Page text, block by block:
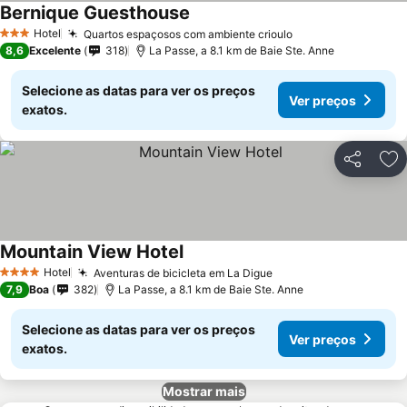
3 EstrelasHotel Quartos espaçosos com ambiente criouloVer preços
Bernique Guesthouse
8,6 Excelente 318 La Passe, a 8.1 km de Baie Ste. Anne
Selecione as datas para ver os preços
exatos.
Ver preços
Partilhar
4 EstrelasHotel Aventuras de bicicleta em La DigueVer preços
Mountain View HotelVer preços
7,9 Boa 382 La Passe, a 8.1 km de Baie Ste. Anne
Selecione as datas para ver os preços
exatos.
Ver preços
Mostrar mais